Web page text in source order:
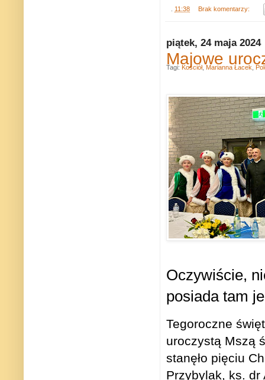
11:38 Brak komentarzy:
piątek, 24 maja 2024
Majowe
Oczywiście,
posiada tam
Tegoroczne
uroczystą Mszą
stanęło pięciu
Przybylak, ks. dr
Tagi: Kościół, Marianna Łacek